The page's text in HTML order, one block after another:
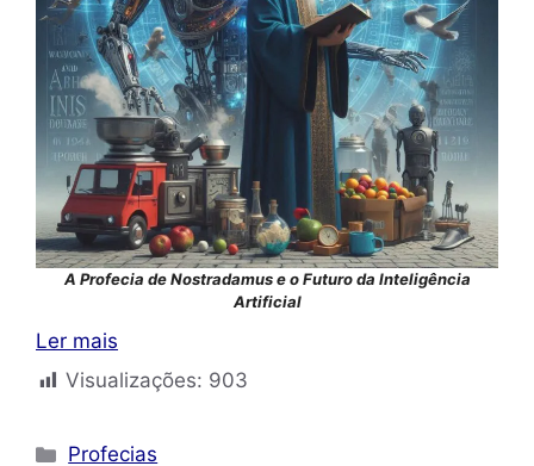
A Profecia de Nostradamus e o Futuro da Inteligência
Artificial
Ler mais
Visualizações: 903
Categorias
Profecias